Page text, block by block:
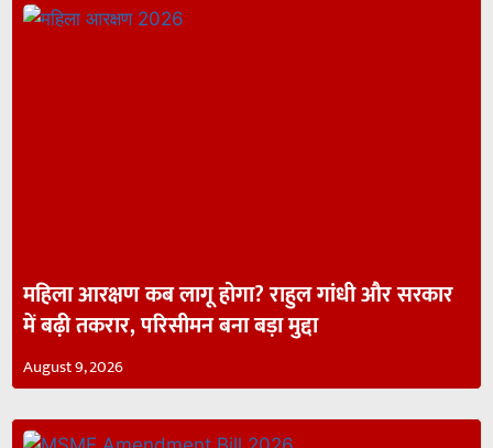
महिला आरक्षण कब लागू होगा? राहुल गांधी और सरकार
में बढ़ी तकरार, परिसीमन बना बड़ा मुद्दा
August 9, 2026